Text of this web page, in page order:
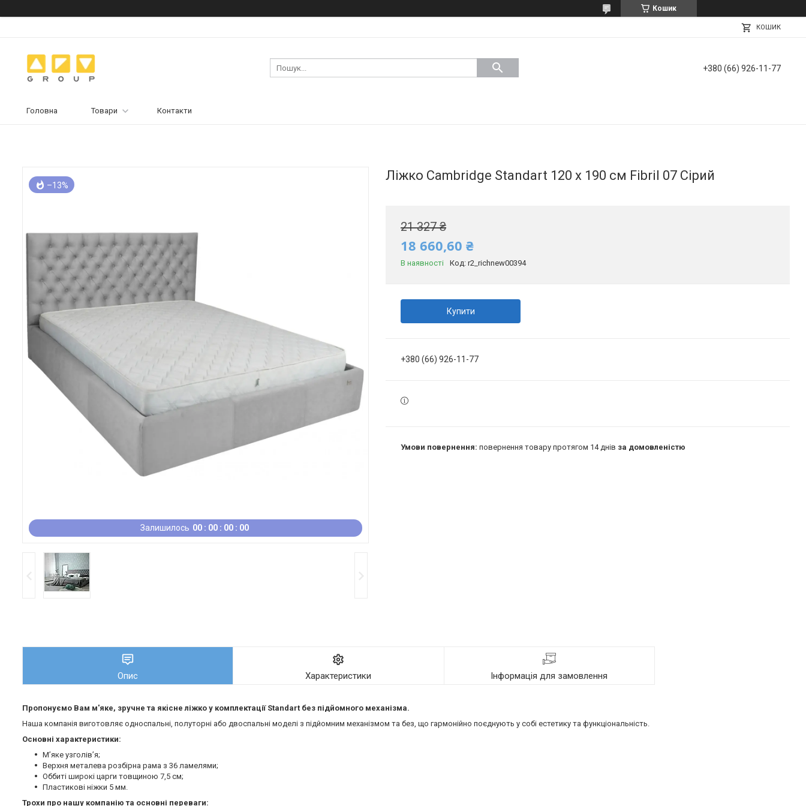
Кошик
КОШИК
+380 (66) 926-11-77
Головна Товари Контакти
Залишилось 00 00 00 00
–13%
Ліжко Cambridge Standart 120 х 190 см Fibril 07 Сірий
21 327 ₴
18 660,60 ₴
В наявності Код: r2_richnew00394
Купити
+380 (66) 926-11-77
повернення товару протягом 14 днів за домовленістю
Опис Характеристики Інформація для замовлення
Пропонуємо Вам м'яке, зручне та якiсне ліжко у комплектації Standart без підйомного механізма.
Наша компанія виготовляє односпальні, полуторні або двоспальні моделі з підйомним механізмом та без, що гармонійно поєднують у собі естетику та функціональність.
Основні характеристики:
М’яке узголів’я;
Верхня металева розбірна рама з 36 ламелями;
Оббиті широкі царги товщиною 7,5 см;
Пластикові ніжки 5 мм.
Трохи про нашу компанію та основні переваги: